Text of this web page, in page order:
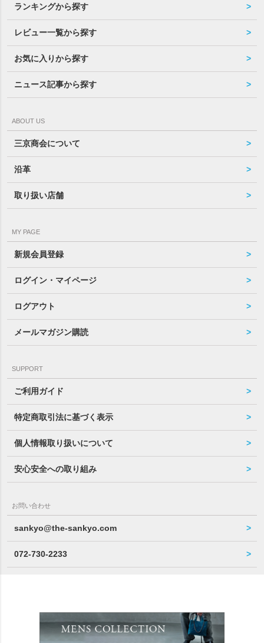
ランキングから探す
レビュー一覧から探す
お気に入りから探す
ニュース記事から探す
ABOUT US
三京商会について
沿革
取り扱い店舗
MY PAGE
新規会員登録
ログイン・マイページ
ログアウト
メールマガジン購読
SUPPORT
ご利用ガイド
特定商取引法に基づく表示
個人情報取り扱いについて
安心安全への取り組み
お問い合わせ
sankyo@the-sankyo.com
072-730-2233